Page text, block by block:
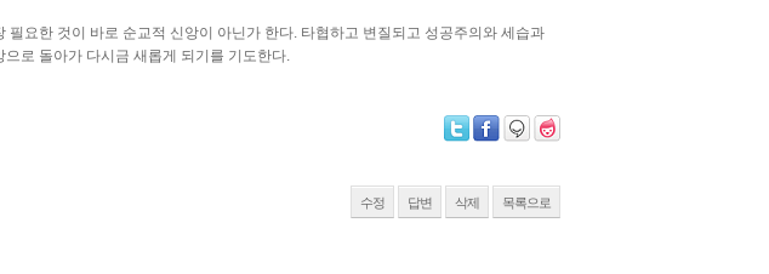
요한 것이 바로 순교적 신앙이 아닌가 한다. 타협하고 변질되고 성공주의와 세습과
로 돌아가 다시금 새롭게 되기를 기도한다.
수정 답변 삭제 목록으로